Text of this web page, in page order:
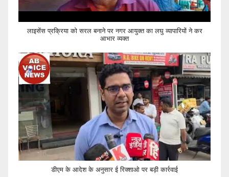
लाइसेंस प्रक्रिया को सरल बनाने पर नगर आयुक्त का लघु व्यापारियों ने कर
आभार व्यक्त
डीएम के आदेश के अनुसार ई रिक्शाओ पर बड़ी कार्रवाई